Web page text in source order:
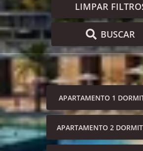
LIMPAR
BUSCAR
APARTAMENTO 1
APARTAMENTO 2